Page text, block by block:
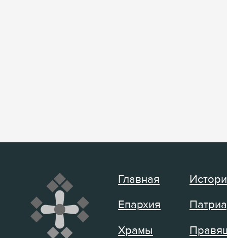
Главная
Епархия
Храмы